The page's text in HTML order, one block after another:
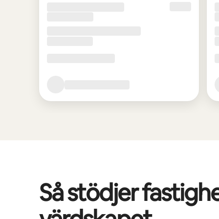
Så stödjer